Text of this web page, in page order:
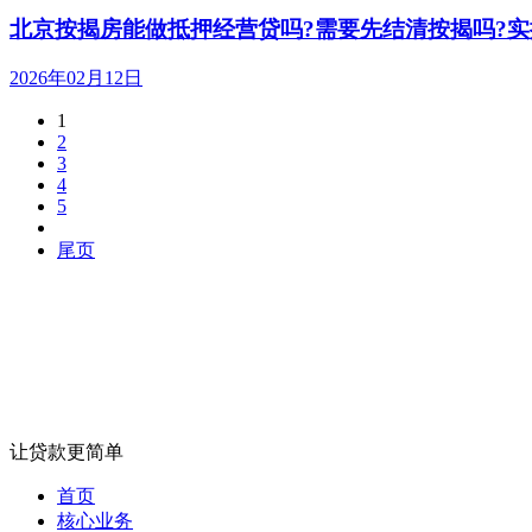
北京按揭房能做抵押经营贷吗?需要先结清按揭吗?
2026年02月12日
1
2
3
4
5
尾页
让贷款更简单
首页
核心业务